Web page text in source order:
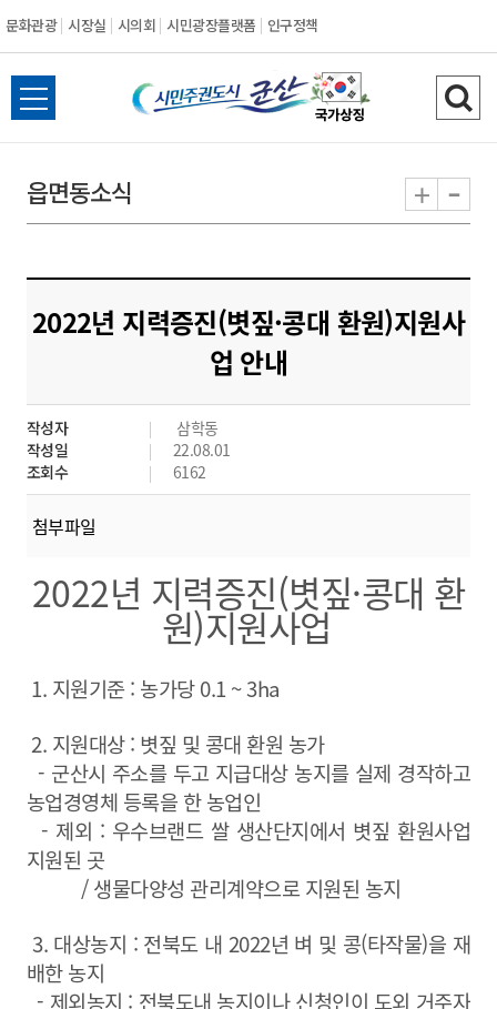
문화관광 시장실 시의회 시민광장플랫폼 인구정책
시
민
도
시
군
산
전
체
뉴
열
검
색
기
읍면동소식 + -
2022년 지력증진(볏짚·콩대 환원)지원사
업 안내
작성자
삼학동
작성일
22.08.01
조회수
6162
첨부파일
2022년 지력증진(볏짚·콩대 환
원)지원사업
1. 지원기준 : 농가당 0.1 ~ 3ha
2. 지원대상 : 볏짚 및 콩대 환원 농가
- 군산시 주소를 두고 지급대상 농지를 실제 경작하고
농업경영체 등록을 한 농업인
- 제외 : 우수브랜드 쌀 생산단지에서 볏짚 환원사업
지원된 곳
/ 생물다양성 관리계약으로 지원된 농지
3. 대상농지 : 전북도 내 2022년 벼 및 콩(타작물)을 재
배한 농지
- 제외농지 : 전북도내 농지이나 신청인이 도외 거주자